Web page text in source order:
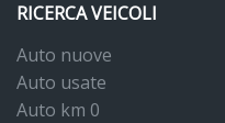
RICERCA VEICOLI
Auto nuove
Auto usate
Auto km 0